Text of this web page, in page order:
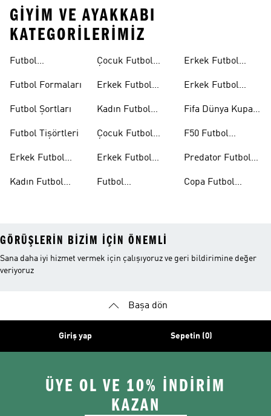
GIYIM VE AYAKKABI
KATEGORILERIMIZ
Futbol
Futbol Formaları
Futbol Şortları
Futbol Tişörtleri
Erkek Futbol
Kadın Futbol
Çocuk Futbol
Erkek Futbol
Kadın Futbol
Çocuk Futbol
Erkek Futbol
Futbol
Erkek Futbol
Erkek Futbol
Fifa Dünya Kupası
F50 Futbol
Predator Futbol
Copa Futbol
GÖRÜŞLERIN BIZIM IÇIN ÖNEMLI
Sana daha iyi hizmet vermek için çalışıyoruz ve geri bildirimine değer
veriyoruz
Başa dön
Giriş yap Sepetin (0)
ÜYE OL VE 10% İNDİRİM
KAZAN